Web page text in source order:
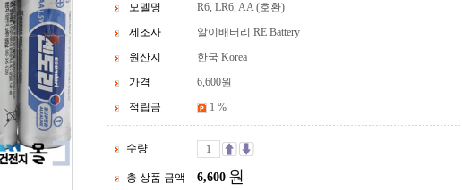
모델명
R6, LR6, AA (호환)
제조사
알이배터리 RE Battery
원산지
한국 Korea
가격
6,600원
적립금
1 %
수량
총 상품 금액 6,600 원